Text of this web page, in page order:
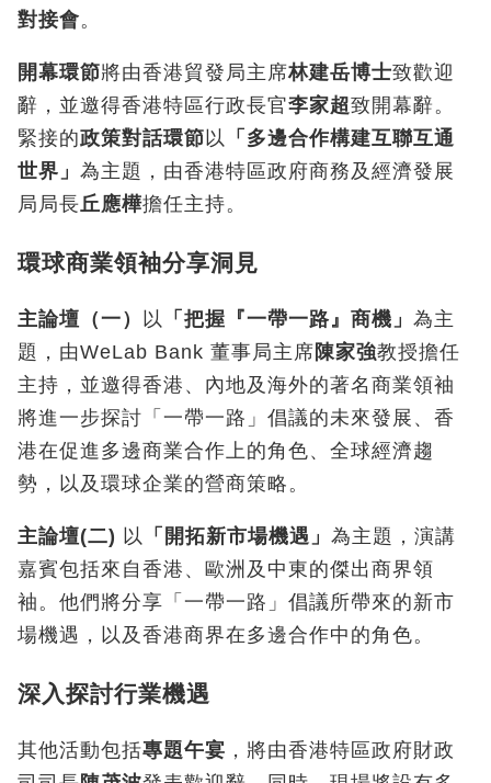
對接會。
開幕環節將由香港貿發局主席林建岳博士致歡迎
辭，並邀得香港特區行政長官李家超致開幕辭。
緊接的政策對話環節 以 「多邊合作構建互聯互通
世界」 為主題，由香港特區政府商務及經濟發展
局局長丘應樺擔任主持。
環球商業領袖分享洞見
主論壇（一） 以 「把握『一帶一路』商機」 為主
題，由WeLab Bank 董事局主席陳家強教授擔任
主持，並邀得香港、內地及海外的著名商業領袖
將進一步探討「一帶一路」倡議的未來發展、香
港在促進多邊商業合作上的角色、全球經濟趨
勢，以及環球企業的營商策略。
主論壇(二) 以 「開拓新市場機遇」 為主題，演講
嘉賓包括來自香港、歐洲及中東的傑出商界領
袖。他們將分享「一帶一路」倡議所帶來的新市
場機遇，以及香港商界在多邊合作中的角色。
深入探討行業機遇
其他活動包括專題午宴 ，將由香港特區政府財政